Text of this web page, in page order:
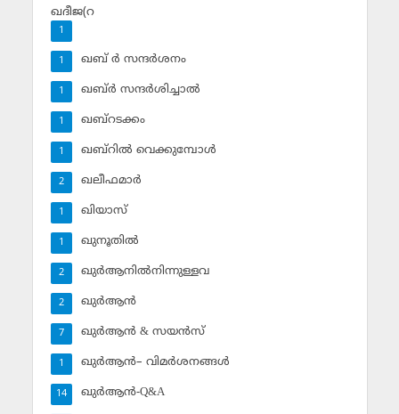
ഖദീജ(റ
1
ഖബ് ര്‍ സന്ദര്‍ശനം
1
ഖബ്ര്‍ സന്ദര്‍ശിച്ചാല്‍
1
ഖബ്‌റടക്കം
1
ഖബ്‌റില്‍ വെക്കുമ്പോള്‍
1
ഖലീഫമാര്‍
2
ഖിയാസ്
1
ഖുനൂതില്‍
1
ഖുര്‍ആനില്‍നിന്നുള്ളവ
2
ഖുര്‍ആന്‍
2
ഖുര്‍ആന്‍ & സയന്‍സ്‌
7
ഖുര്‍ആന്‍– വിമര്‍ശനങ്ങള്‍
1
ഖുര്‍ആന്‍-Q&A
14